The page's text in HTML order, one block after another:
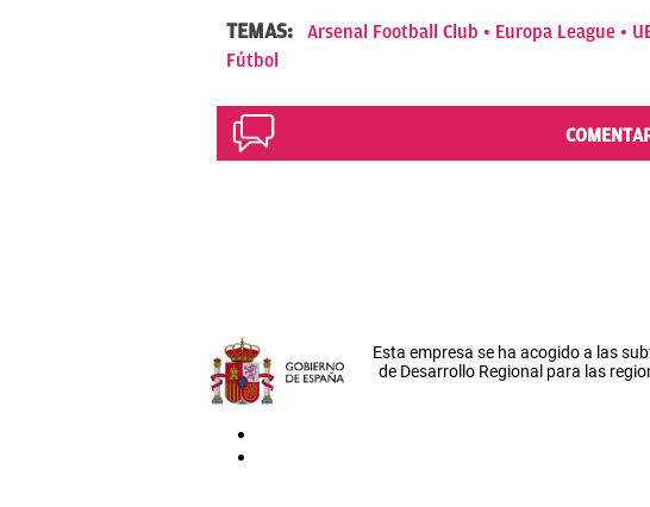
TEMAS: Arsenal Football Club Europa League
Fútbol
Esta empresa se ha acogido a las
de Desarrollo Regional para las